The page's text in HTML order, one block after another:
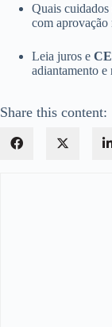
Quais
com aprovação
Leia juros e
adiantamento e
Share this content: